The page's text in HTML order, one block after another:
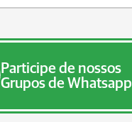
Participe de nossos
Grupos de Whatsapp